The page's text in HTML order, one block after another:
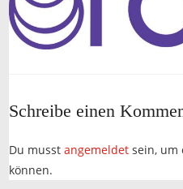
Schreibe einen
Du musstangemeldet sein, um
können.